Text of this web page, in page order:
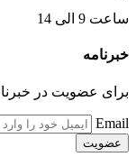
ساعت 9 الی 14
خبرنامه
برای عضویت در
Email